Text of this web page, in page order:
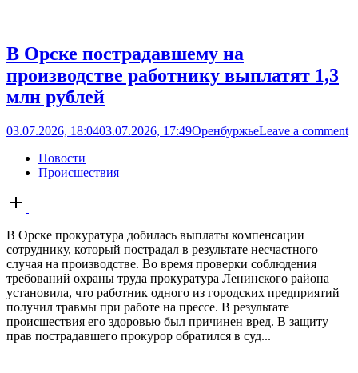
В Орске пострадавшему на
производстве работнику выплатят 1,3
млн рублей
03.07.2026, 18:0403.07.2026, 17:49ОренбуржьеLeave a comment
Новости
Происшествия
Open
post
В Орске прокуратура добилась выплаты компенсации
сотруднику, который пострадал в результате несчастного
случая на производстве. Во время проверки соблюдения
требований охраны труда прокуратура Ленинского района
установила, что работник одного из городских предприятий
получил травмы при работе на прессе. В результате
происшествия его здоровью был причинен вред. В защиту
прав пострадавшего прокурор обратился в суд...